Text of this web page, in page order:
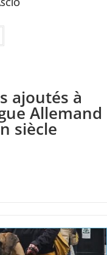
ajoutés à
Allemand
siècle